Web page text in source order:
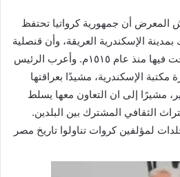
أن جمهورية كرواتيا تحتفظ
الإسكندرية العريقة، وأن قنصلية
جمهورية دوبروفنيك قد افتُتحت فيها منذ عام ١٥١٥م. وأعرب الرئيس
مكتبة الإسكندرية، مشيدًا بعراقتها
مشيرًا إلى ان التعاون معها يسلط
الثقافي المشترك بين البلدين.
لمؤلفين كروات تناولوا تاريخ مصر